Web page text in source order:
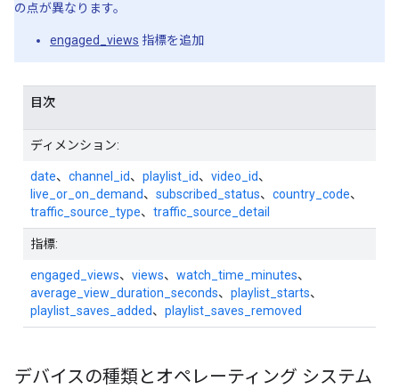
の点が異なります。
engaged_views 指標を追加
目次
ディメンション:
date、 channel_id、 playlist_id、 video_id、
live_or_on_demand、 subscribed_status、 country_code、
traffic_source_type、 traffic_source_detail
指標:
engaged_views、 views、 watch_time_minutes、
average_view_duration_seconds、 playlist_starts、
playlist_saves_added、 playlist_saves_removed
デバイスの種類とオペレーティング システム